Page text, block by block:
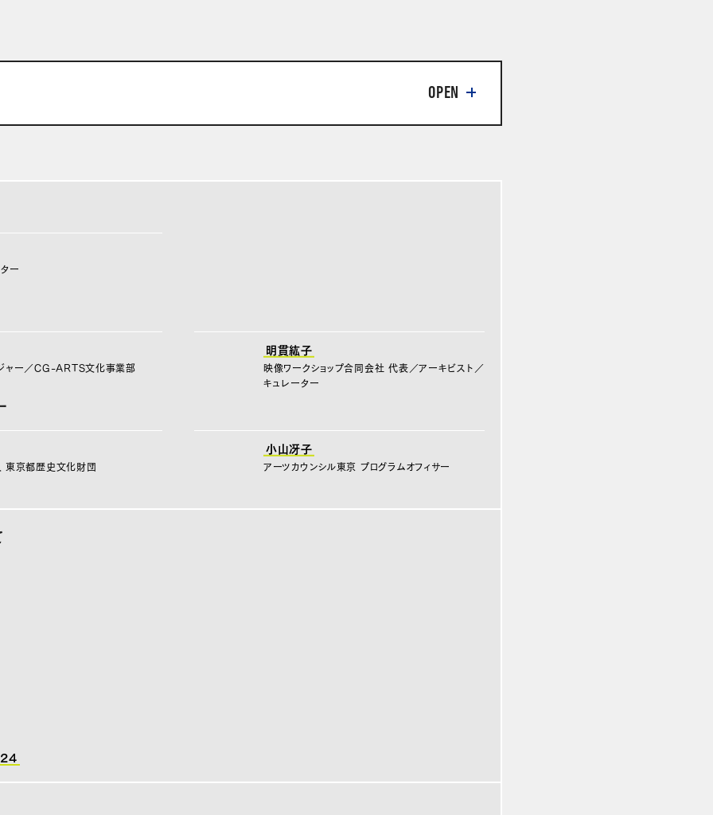
ー
ャー／CG-ARTS文化事業部
明貫紘子
映像ワークショップ合同会社 代表／アーキビスト／
キュレーター
東京都歴史文化財団
小山冴子
アーツカウンシル東京 プログラムオフィサー